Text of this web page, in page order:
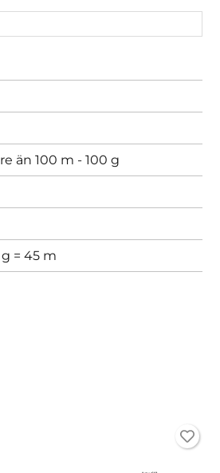
än 100 m - 100 g
g = 45 m